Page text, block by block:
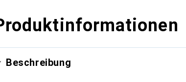
Beschreibung